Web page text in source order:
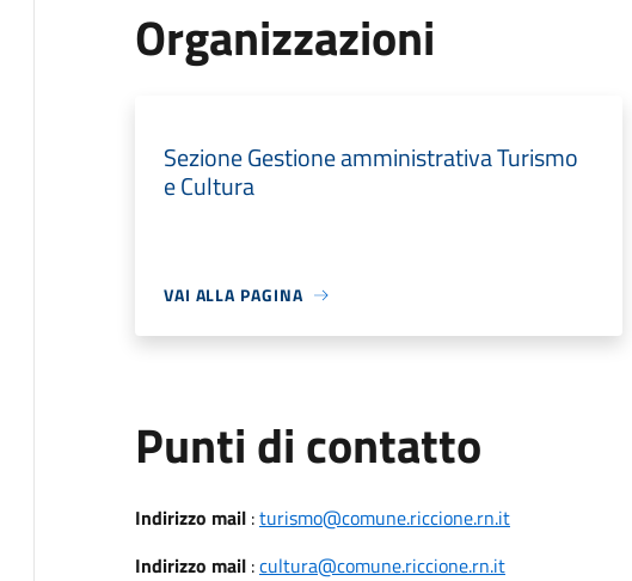
Organizzazioni
Sezione Gestione amministrativa Turismo
e Cultura
VAI ALLA PAGINA
Punti di contatto
Indirizzo mail:turismo@comune.riccione.rn.it
Indirizzo mail:cultura@comune.riccione.rn.it